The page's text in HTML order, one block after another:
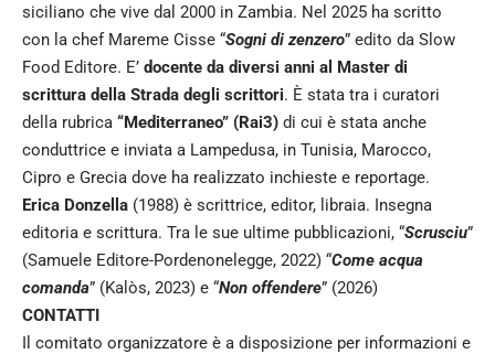
siciliano che vive dal 2000 in Zambia. Nel 2025 ha scritto
con la chef Mareme Cisse “Sogni di zenzero” edito da Slow
Food Editore. E’ docente da diversi anni al Master di
scrittura della Strada degli scrittori. È stata tra i curatori
della rubrica “Mediterraneo” (Rai3) di cui è stata anche
conduttrice e inviata a Lampedusa, in Tunisia, Marocco,
Cipro e Grecia dove ha realizzato inchieste e reportage.
Erica Donzella (1988) è scrittrice, editor, libraia. Insegna
editoria e scrittura. Tra le sue ultime pubblicazioni, “Scrusciu”
(Samuele Editore-Pordenonelegge, 2022) “Come acqua
comanda” (Kalòs, 2023) e “Non offendere” (2026)
CONTATTI
Il comitato organizzatore è a disposizione per informazioni e